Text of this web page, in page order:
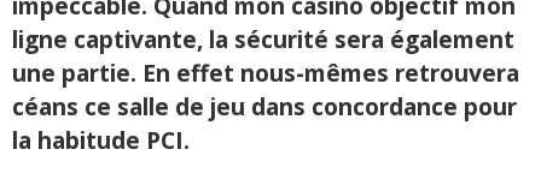
ligne captivante, la sécurité sera également
une partie. En effet nous-mêmes retrouvera
céans ce salle de jeu dans concordance pour
la habitude PCI.